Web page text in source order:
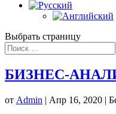
Выбрать страницу
БИЗНЕС-
от Admin | Апр 16, 2020 |